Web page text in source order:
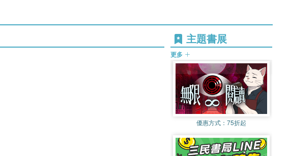
主題書展
更多
優惠方式： 75折起